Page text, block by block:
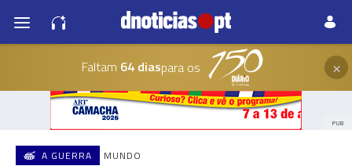
Faltam 64 diaspara os ×
PUB
A GUERRA MUNDO